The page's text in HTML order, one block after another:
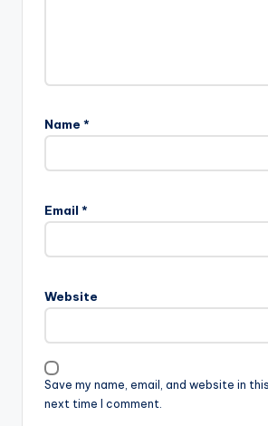
Name *
Email *
Website
Save my name, email, and website in
next time I comment.